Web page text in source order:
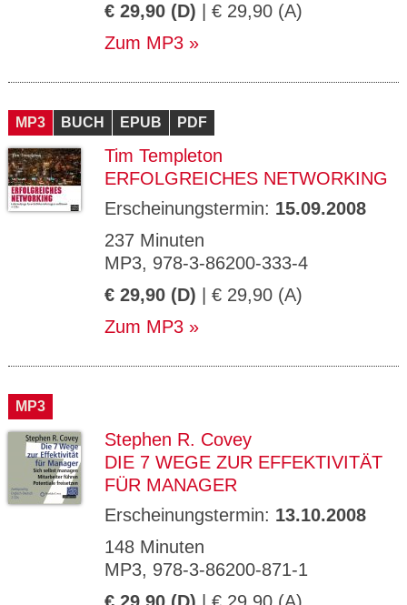
€ 29,90 (D) | € 29,90 (A)
Zum MP3
MP3 BUCH EPUB PDF
Tim Templeton
ERFOLGREICHES NETWORKING
Erscheinungstermin: 15.09.2008
237 Minuten
MP3, 978-3-86200-333-4
€ 29,90 (D) | € 29,90 (A)
Zum MP3
MP3
Stephen R. Covey
DIE 7 WEGE ZUR EFFEKTIVITÄT
FÜR MANAGER
Erscheinungstermin: 13.10.2008
148 Minuten
MP3, 978-3-86200-871-1